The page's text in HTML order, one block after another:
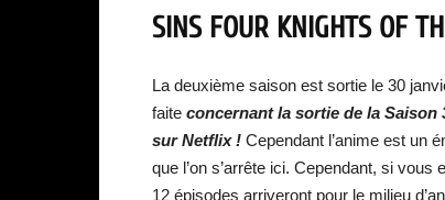
SINS FOUR KNIGHTS OF
La deuxième saison est sortie le 30
faite concernant la sortie de la Saison
sur Netflix ! Cependant l’anime est un
que l’on s’arrête ici. Cependant, si
12 épisodes arriveront pour le milieu